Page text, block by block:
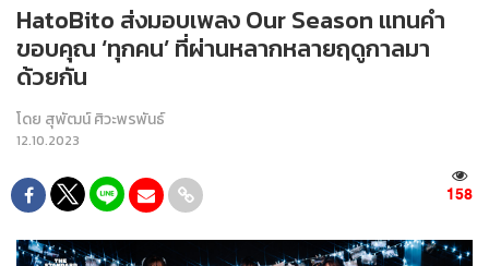
HatoBito ส่งมอบเพลง Our Season แทนคำ
ขอบคุณ ‘ทุกคน’ ที่ผ่านหลากหลายฤดูกาลมา
ด้วยกัน
โดย สุพัฒน์ ศิวะพรพันธ์
12.10.2023
158